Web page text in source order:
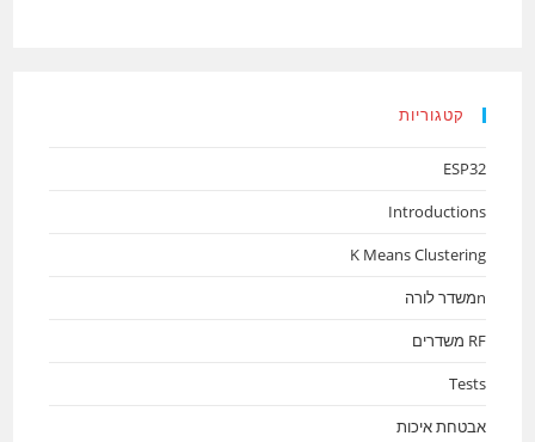
קטגוריות
ESP32
Introductions
K Means Clustering
nמשדר לורה
RF משדרים
Tests
אבטחת איכות